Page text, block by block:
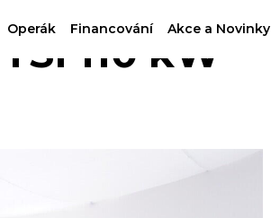
Operák Financování Akce a Novinky
110 kW